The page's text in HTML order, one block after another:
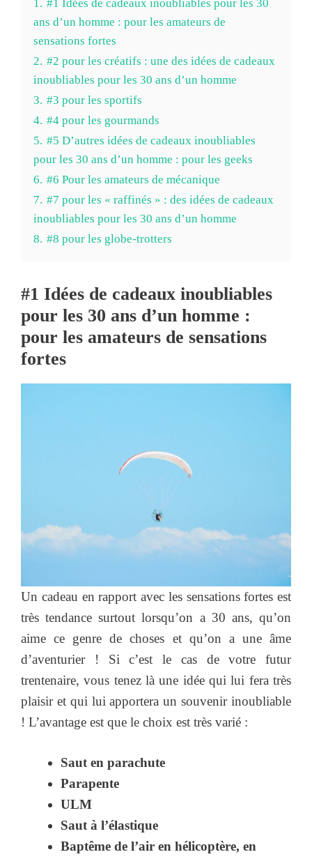
1. #1 Idées de cadeaux inoubliables pour les 30
ans d’un homme : pour les amateurs de
sensations fortes
2. #2 pour les créatifs : une des idées de cadeaux
inoubliables pour les 30 ans d’un homme
3. #3 pour les sportifs
4. #4 pour les gourmands
5. #5 D’autres idées de cadeaux inoubliables
pour les 30 ans d’un homme : pour les geeks
6. #6 Pour les amateurs de mécanique
7. #7 pour les « raffinés » : des idées de cadeaux
inoubliables pour les 30 ans d’un homme
8. #8 pour les globe-trotters
#1 Idées de cadeaux inoubliables
pour les 30 ans d’un homme :
pour les amateurs de sensations
fortes
Un cadeau en rapport avec les sensations fortes est
très tendance surtout lorsqu’on a 30 ans, qu’on
aime ce genre de choses et qu’on a une âme
d’aventurier ! Si c’est le cas de votre futur
trentenaire, vous tenez là une idée qui lui fera très
plaisir et qui lui apportera un souvenir inoubliable
! L’avantage est que le choix est très varié :
Saut en parachute
Parapente
ULM
Saut à l’élastique
Baptême de l’air en hélicoptère, en